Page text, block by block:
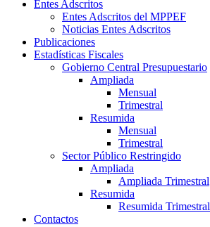
Entes Adscritos
Entes Adscritos del MPPEF
Noticias Entes Adscritos
Publicaciones
Estadísticas Fiscales
Gobierno Central Presupuestario
Ampliada
Mensual
Trimestral
Resumida
Mensual
Trimestral
Sector Público Restringido
Ampliada
Ampliada Trimestral
Resumida
Resumida Trimestral
Contactos